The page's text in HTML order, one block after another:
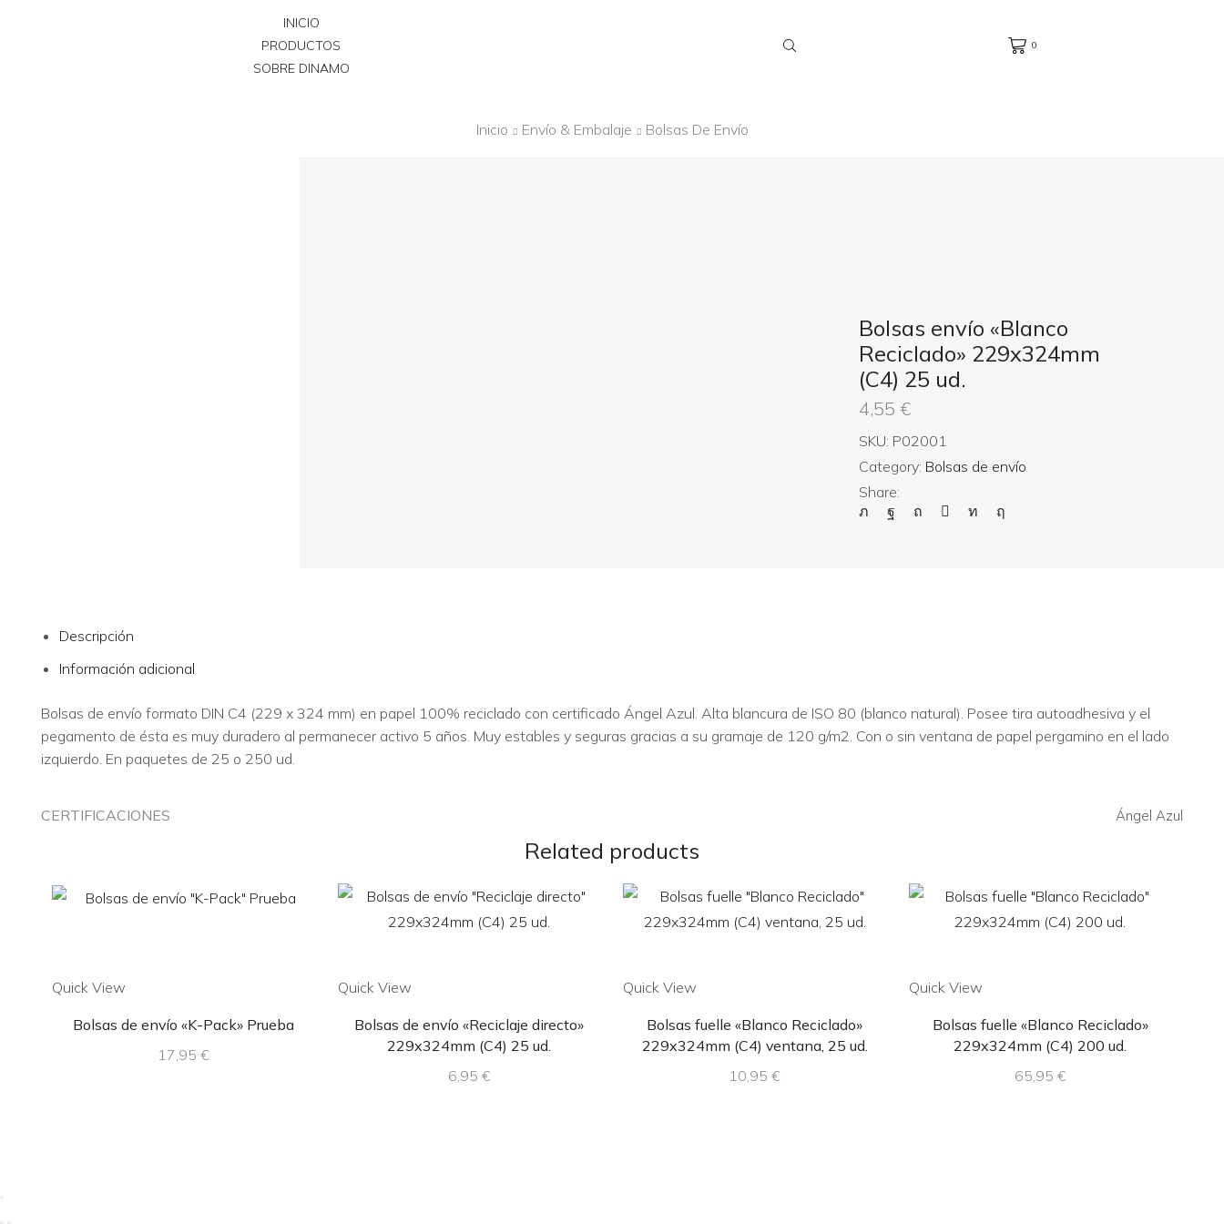
INICIO
PRODUCTOS
SOBRE DINAMO
0
Inicio Envío & Embalaje Bolsas De Envío
Bolsas envío «Blanco
Reciclado» 229x324mm
(C4) 25 ud.
4,55 €
SKU: P02001
Category: Bolsas de envío
Share:
Descripción
Información adicional
Bolsas de envío formato DIN C4 (229 x 324 mm) en papel 100% reciclado con certificado Ángel Azul. Alta blancura de ISO 80 (blanco natural). Posee tira autoadhesiva y el
pegamento de ésta es muy duradero al permanecer activo 5 años. Muy estables y seguras gracias a su gramaje de 120 g/m2. Con o sin ventana de papel pergamino en el lado
izquierdo. En paquetes de 25 o 250 ud.
CERTIFICACIONES Ángel Azul
Related products
Quick View
Bolsas de envío «K-Pack» Prueba
17,95€
Quick View
Bolsas de envío «Reciclaje directo»
229x324mm (C4) 25 ud.
6,95 €
Quick View
Bolsas fuelle «Blanco Reciclado»
229x324mm (C4) ventana, 25 ud.
10,95€
Quick View
Bolsas fuelle «Blanco Reciclado»
229x324mm (C4) 200 ud.
65,95 €